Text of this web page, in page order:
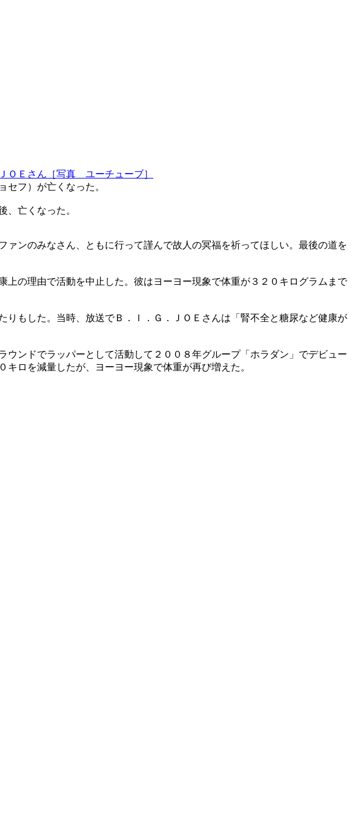
ＯＥさん［写真 ユーチューブ］
フ）が亡くなった。
、亡くなった。
ンのみなさん、ともに行って謹んで故人の冥福を祈ってほしい。最後の道を
の理由で活動を中止した。彼はヨーヨー現象で体重が３２０キログラムまで
もした。当時、放送でＢ．Ｉ．Ｇ．ＪＯＥさんは「腎不全と糖尿など健康が
ンドでラッパーとして活動して２００８年グループ「ホラダン」でデビュー
ロを減量したが、ヨーヨー現象で体重が再び増えた。